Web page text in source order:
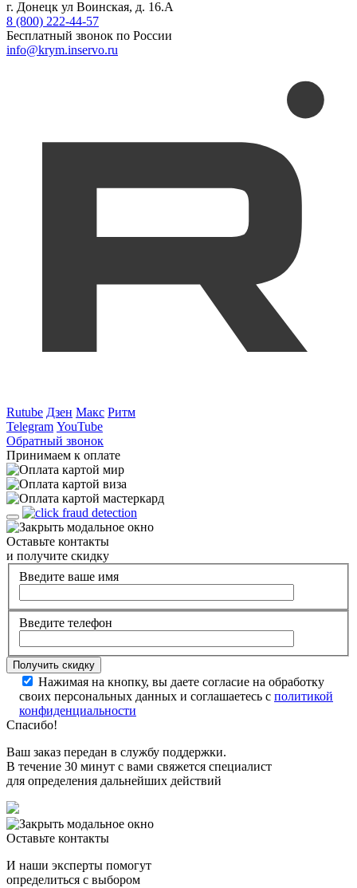
г. Донецк ул Воинская, д. 16.А
8 (800) 222-44-57
Бесплатный звонок по России
info@krym.inservo.ru
Rutube Дзен Макс Ритм
Telegram YouTube
Обратный звонок
Принимаем к оплате
Оставьте контакты
и получите скидку
Введите ваше имя
Введите телефон
Нажимая на кнопку, вы даете согласие на обработку
своих персональных данных и соглашаетесь с политикой
конфиденциальности
Спасибо!
Ваш заказ передан в службу поддержки.
В течение 30 минут с вами свяжется специалист
для определения дальнейших действий
Оставьте контакты
И наши эксперты помогут
определиться с выбором